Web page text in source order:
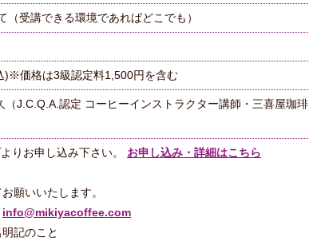
受講できる環境であればどこでも）
価格は3級認定料1,500円を含む
J.C.Q.A.認定 コーヒーインストラクター講師・三喜屋珈琲
りお申し込み下さい。 お申し込み・詳細はこちら
願いいたします。
info@mikiyacoffee.com
記のこと